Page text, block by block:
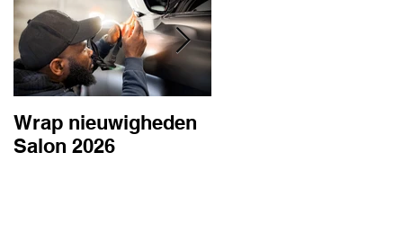
Wrap nieuwigheden
Salon 2026